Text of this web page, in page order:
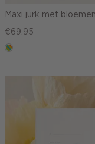
Maxi jurk met
€69.95
meerkleurig